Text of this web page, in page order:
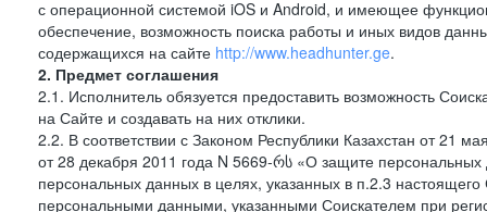
с операционной системой iOS и Android, и имеющее
обеспечение, возможность поиска работы и иных видов
содержащихся на сайте http://www.headhunter.ge.
2. Предмет соглашения
2.1. Исполнитель обязуется предоставить возможность
на Сайте и создавать на них отклики.
2.2. В соответствии с Законом Республики Казахстан от 21
от 28 декабря 2011 года N 5669-რს «О защите
персональных данных в целях, указанных в п.2.3
персональными данными, указанными Соискателем при